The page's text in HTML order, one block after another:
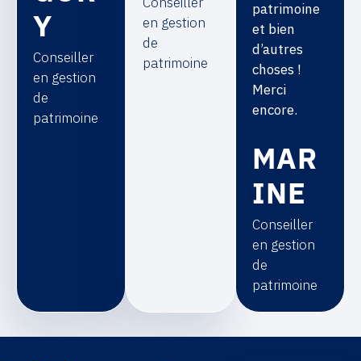
Y
Conseiller
en gestion
de
patrimoine
en gestion
de
patrimoine
patrimoine
et bien
d’autres
choses !
Merci
encore.
MAR
INE
Conseiller
en gestion
de
patrimoine